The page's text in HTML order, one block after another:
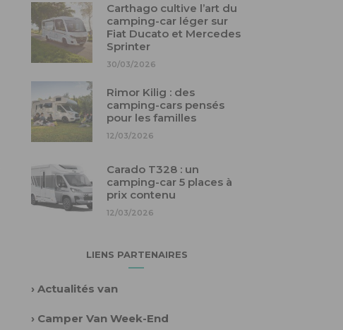
Carthago cultive l’art du
camping-car léger sur
Fiat Ducato et Mercedes
Sprinter
30/03/2026
Rimor Kilig : des
camping-cars pensés
pour les familles
12/03/2026
Carado T328 : un
camping-car 5 places à
prix contenu
12/03/2026
LIENS PARTENAIRES
› Actualités van
› Camper Van Week-End